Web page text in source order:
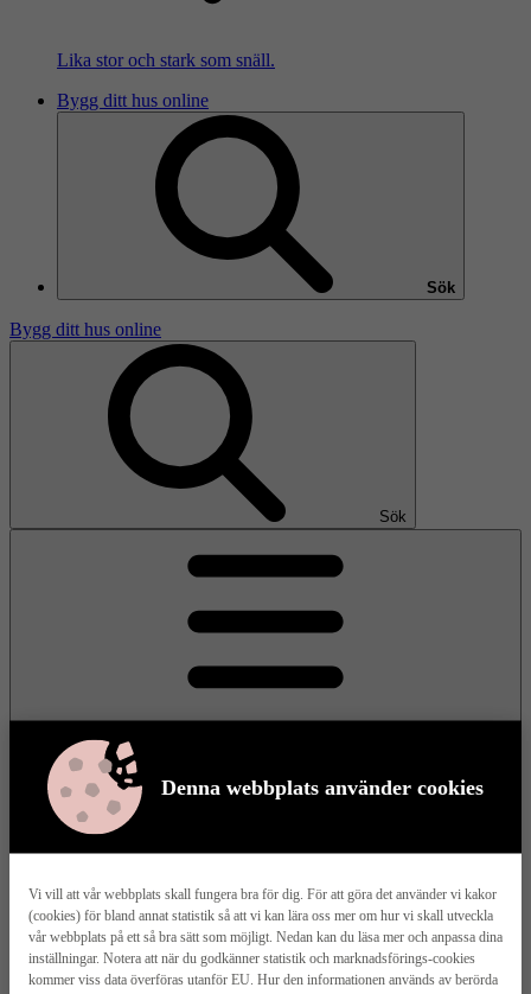
Denna webbplats använder cookies
Vi vill att vår webbplats skall fungera bra för dig. För att göra det använder vi kakor
(cookies) för bland annat statistik så att vi kan lära oss mer om hur vi skall utveckla
vår webbplats på ett så bra sätt som möjligt. Nedan kan du läsa mer och anpassa dina
inställningar. Notera att när du godkänner statistik och marknadsförings-cookies
kommer viss data överföras utanför EU. Hur den informationen används av berörda
Lika stor och stark som snäll.
Bygg ditt hus online
Sök
Bygg ditt hus online
Sök
Meny
Våra husmodeller